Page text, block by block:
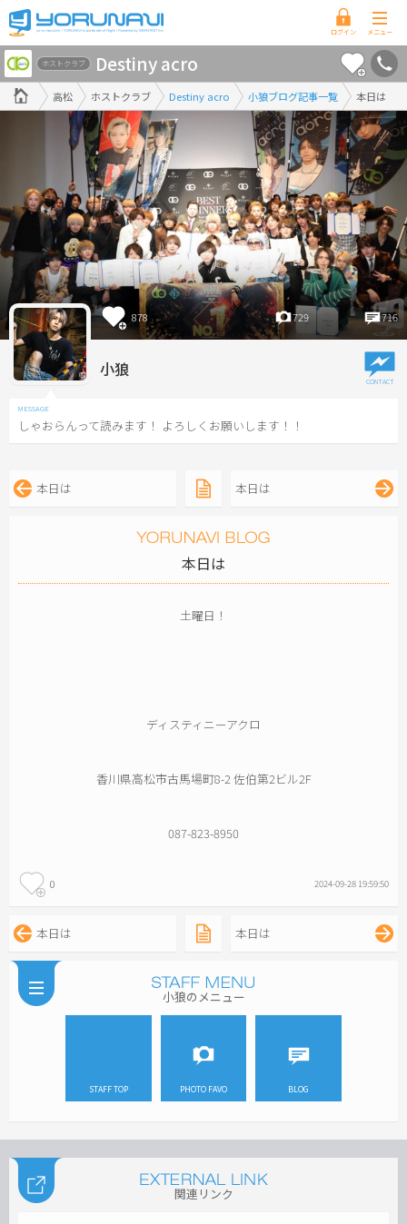
香
川
県
版
高松 ホストクラブ Destiny acro 小狼ブログ記事一覧 本日は
ホストクラブ Destiny acro
878 729 716
小狼
しゃおらんって読みます！ よろしくお願いします！！
本日は 本日は
本日は
土曜日！
ディスティニーアクロ
香川県高松市古馬場町8-2 佐伯第2ビル2F
087-823-8950
0 2024-09-28 19:59:50
本日は 本日は
小狼のメニュー
STAFF TOP PHOTO FAVO BLOG
関連リンク